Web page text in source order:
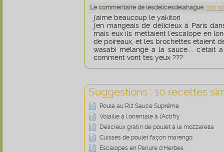
Le commentaire de lesdelicesdelahague. Voir
j'aime beaucoup le yakitori
j'en mangeais de délicieux à Paris
mais eux ils mettaient l'escalope en
de poireaux, et les brochettes etaient
wasabi mélangé a la sauce.... c'était
comment vont tes yeux ???
Suggestions : 10 recettes
Poule au Riz Sauce Suprême
Volaille à l'orientale à l'Actifry
Délicieux gratin de poulet à la mozzarella
Cuisses de poulet façon marengo
Escalopes en Panure d'Herbes